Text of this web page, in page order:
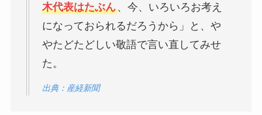
木代表はたぶん、今、いろいろお考え
になっておられるだろうから」と、や
やたどたどしい敬語で言い直してみせ
た。
出典：産経新聞